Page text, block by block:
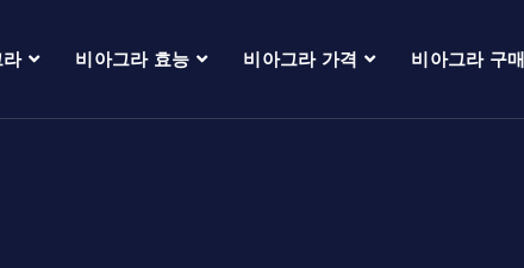
비아그라 효능 비아그라 가격 비아그라 구매